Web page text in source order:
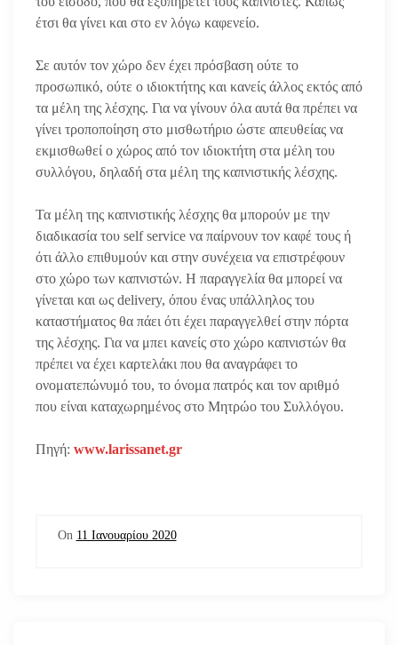
έτσι θα γίνει και στο εν λόγω καφενείο.
Σε αυτόν τον χώρο δεν έχει πρόσβαση ούτε το
προσωπικό, ούτε ο ιδιοκτήτης και κανείς άλλος εκτός από
τα μέλη της λέσχης. Για να γίνουν όλα αυτά θα πρέπει να
γίνει τροποποίηση στο μισθωτήριο ώστε απευθείας να
εκμισθωθεί ο χώρος από τον ιδιοκτήτη στα μέλη του
συλλόγου, δηλαδή στα μέλη της καπνιστικής λέσχης.
Τα μέλη της καπνιστικής λέσχης θα μπορούν με την
διαδικασία του self service να παίρνουν τον καφέ τους ή
ότι άλλο επιθυμούν και στην συνέχεια να επιστρέφουν
στο χώρο των καπνιστών. Η παραγγελία θα μπορεί να
γίνεται και ως delivery, όπου ένας υπάλληλος του
καταστήματος θα πάει ότι έχει παραγγελθεί στην πόρτα
της λέσχης. Για να μπει κανείς στο χώρο καπνιστών θα
πρέπει να έχει καρτελάκι που θα αναγράφει το
ονοματεπώνυμό του, το όνομα πατρός και τον αριθμό
που είναι καταχωρημένος στο Μητρώο του Συλλόγου.
Πηγή: www.larissanet.gr
On 11 Ιανουαρίου 2020